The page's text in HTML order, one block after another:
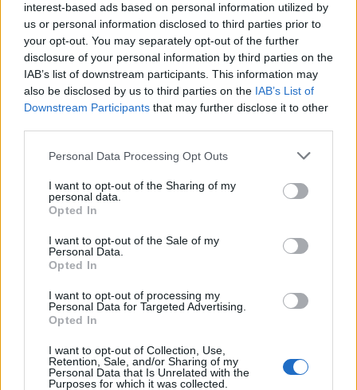
interest-based ads based on personal information utilized by
us or personal information disclosed to third parties prior to
your opt-out. You may separately opt-out of the further
disclosure of your personal information by third parties on the
IAB’s list of downstream participants. This information may
also be disclosed by us to third parties on the IAB’s List of
Downstream Participants that may further disclose it to other
Personal Data Processing Opt Outs
I want to opt-out of the Sharing of my
personal data.
Opted In
I want to opt-out of the Sale of my
Personal Data.
Opted In
I want to opt-out of processing my
Personal Data for Targeted Advertising.
Opted In
I want to opt-out of Collection, Use,
Retention, Sale, and/or Sharing of my
Personal Data that Is Unrelated with the
Purposes for which it was collected.
Καρωτιδική νόσος: Ποιοι κινδυνεύουν
περισσότερο (εικόνες)
αιμάτωση του εγκεφάλου.